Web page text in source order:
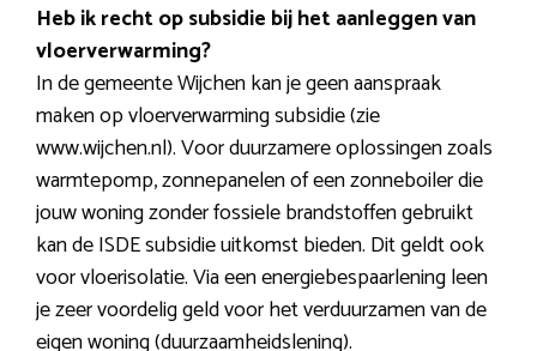
Heb ik recht op subsidie bij het aanleggen van
vloerverwarming?
In de gemeente Wijchen kan je geen aanspraak
maken op vloerverwarming subsidie (zie
www.wijchen.nl). Voor duurzamere oplossingen zoals
warmtepomp, zonnepanelen of een zonneboiler die
jouw woning zonder fossiele brandstoffen gebruikt
kan de ISDE subsidie uitkomst bieden. Dit geldt ook
voor vloerisolatie. Via een energiebespaarlening leen
je zeer voordelig geld voor het verduurzamen van de
eigen woning (duurzaamheidslening).